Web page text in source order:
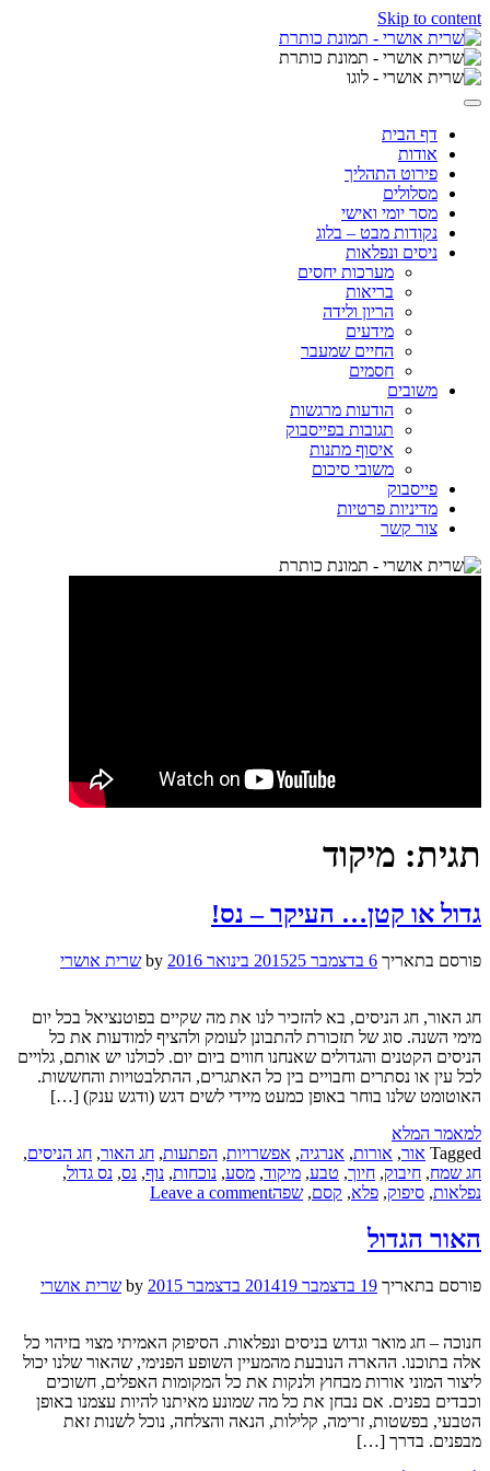
Skip to content
דף הבית
אודות
פירוט התהליך
מסלולים
מסר יומי ואישי
נקודות מבט – בלוג
ניסים ונפלאות
מערכות יחסים
בריאות
הריון ולידה
מידעים
החיים שמעבר
חסמים
משובים
הודעות מרגשות
תגובות בפייסבוק
איסוף מתנות
משובי סיכום
פייסבוק
מדיניות פרטיות
צור קשר
תגית: מיקוד
גדול או קטן… העיקר – נס!
פורסם בתאריך 6 בדצמבר 2015 25 בינואר 2016 שרית אושרי
חג האור, חג הניסים, בא להזכיר לנו את מה שקיים בפוטנציאל בכל יום
מימי השנה. סוג של תזכורת להתבונן לעומק ולהציף למודעות את כל
הניסים הקטנים והגדולים שאנחנו חווים ביום יום. לכולנו יש אותם, גלויים
לכל עין או נסתרים וחבויים בין כל האתגרים, ההתלבטויות והחששות.
האוטומט שלנו בוחר באופן כמעט מיידי לשים דגש (ודגש ענק) […]
למאמר המלא
Tagged אור, אורות, אנרגיה, אפשרויות, הפתעות, חג האור, חג הניסים,
חג שמח, חיבוק, חיוך, טבע, מיקוד, מסע, נוכחות, נוף, נס, נס גדול,
נפלאות, סיפוק, פלא, קסם, שפהLeave a comment
האור הגדול
פורסם בתאריך 19 בדצמבר 2014 19 בדצמבר 2015 שרית אושרי
חנוכה – חג מואר וגדוש בניסים ונפלאות. הסיפוק האמיתי מצוי בזיהוי כל
אלה בתוכנו. ההארה הנובעת מהמעיין השופע הפנימי, שהאור שלנו יכול
ליצור המוני אורות מבחוץ ולנקות את כל המקומות האפלים, חשוכים
וכבדים בפנים. אם נבחן את כל מה שמונע מאיתנו להיות עצמנו באופן
הטבעי, בפשטות, זרימה, קלילות, הנאה והצלחה, נוכל לשנות זאת
מבפנים. בדרך […]